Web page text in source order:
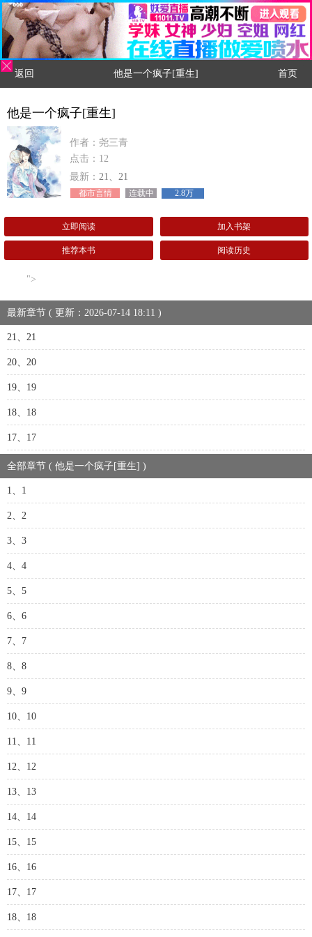
返回 他是一个疯子[重生] 首页
他是一个疯子[重生]
作者：尧三青
点击：12
最新： 21、21
都市言情 连载中 2.8万
立即阅读 加入书架
推荐本书 阅读历史
">
最新章节 ( 更新：2026-07-14 18:11 )
21、21
20、20
19、19
18、18
17、17
全部章节 ( 他是一个疯子[重生] )
1、1
2、2
3、3
4、4
5、5
6、6
7、7
8、8
9、9
10、10
11、11
12、12
13、13
14、14
15、15
16、16
17、17
18、18